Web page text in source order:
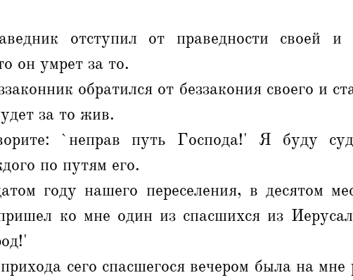
отступил от праведности своей и
он умрет за то.
обратился от беззакония своего и
за то жив.
`неправ путь Господа!' Я буду
по путям его.
году нашего переселения, в десятом
ко мне один из спасшихся из
сего спасшегося вечером была на мне